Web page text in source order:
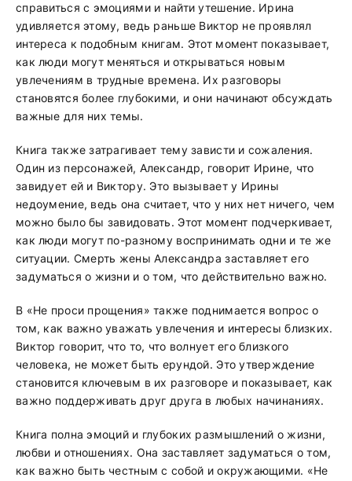
справиться с эмоциями и найти утешение. Ирина
удивляется этому, ведь раньше Виктор не проявлял
интереса к подобным книгам. Этот момент показывает,
как люди могут меняться и открываться новым
увлечениям в трудные времена. Их разговоры
становятся более глубокими, и они начинают обсуждать
важные для них темы.
Книга также затрагивает тему зависти и сожаления.
Один из персонажей, Александр, говорит Ирине, что
завидует ей и Виктору. Это вызывает у Ирины
недоумение, ведь она считает, что у них нет ничего, чем
можно было бы завидовать. Этот момент подчеркивает,
как люди могут по-разному воспринимать одни и те же
ситуации. Смерть жены Александра заставляет его
задуматься о жизни и о том, что действительно важно.
В «Не проси прощения» также поднимается вопрос о
том, как важно уважать увлечения и интересы близких.
Виктор говорит, что то, что волнует его близкого
человека, не может быть ерундой. Это утверждение
становится ключевым в их разговоре и показывает, как
важно поддерживать друг друга в любых начинаниях.
Книга полна эмоций и глубоких размышлений о жизни,
любви и отношениях. Она заставляет задуматься о том,
как важно быть честным с собой и окружающими. «Не